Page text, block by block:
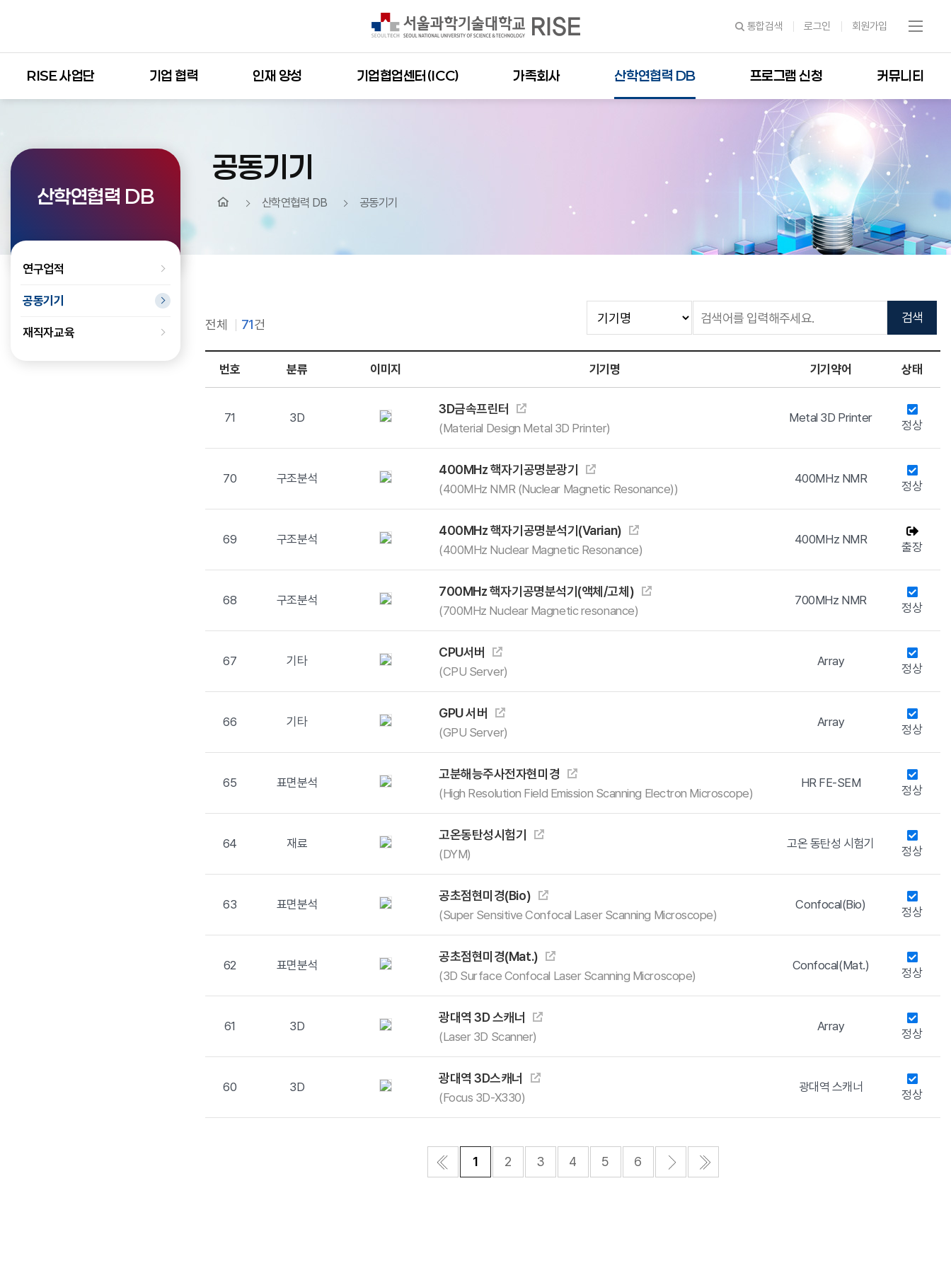
통합검색 로그인 회원가입
RISE 사업단 기업 협력 인재 양성 기업협업센터(ICC) 가족회사 산학연협력 DB 프로그램 신청 커뮤니티
공동기기
산학연협력 DB 공동기기
산학연협력 DB
연구업적
공동기기
재직자교육
전체 71건
번호 분류 이미지 기기명 기기약어 상태
71 3D
3D금속프린터
(Material Design Metal 3D Printer)
Metal 3D Printer
정상
70 구조분석
400MHz 핵자기공명분광기
(400MHz NMR (Nuclear Magnetic Resonance))
400MHz NMR
정상
69 구조분석
400MHz 핵자기공명분석기(Varian)
(400MHz Nuclear Magnetic Resonance)
400MHz NMR
출장
68 구조분석
700MHz 핵자기공명분석기(액체/고체)
(700MHz Nuclear Magnetic resonance)
700MHz NMR
정상
67 기타
CPU서버
(CPU Server)
Array
정상
66 기타
GPU 서버
(GPU Server)
Array
정상
65 표면분석
고분해능주사전자현미경
(High Resolution Field Emission Scanning Electron Microscope)
HR FE-SEM
정상
64 재료
고온동탄성시험기
(DYM)
고온 동탄성 시험기
정상
63 표면분석
공초점현미경(Bio)
(Super Sensitive Confocal Laser Scanning Microscope)
Confocal(Bio)
정상
62 표면분석
공초점현미경(Mat.)
(3D Surface Confocal Laser Scanning Microscope)
Confocal(Mat.)
정상
61 3D
광대역 3D 스캐너
(Laser 3D Scanner)
Array
정상
60 3D
광대역 3D스캐너
(Focus 3D-X330)
광대역 스캐너
정상
1 2 3 4 5 6